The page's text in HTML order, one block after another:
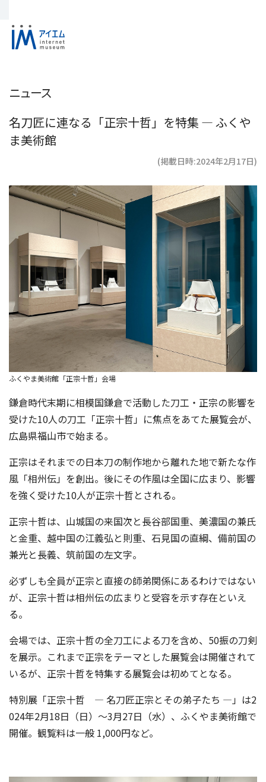
ニュース
名刀匠に連なる「正宗十哲」を特集 ― ふくや
ま美術館
(掲載日時:2024年2月17日)
ふくやま美術館「正宗十哲」会場
鎌倉時代末期に相模国鎌倉で活動した刀工・正宗の影響を
受けた10人の刀工「正宗十哲」に焦点をあてた展覧会が、
広島県福山市で始まる。
正宗はそれまでの日本刀の制作地から離れた地で新たな作
風「相州伝」を創出。後にその作風は全国に広まり、影響
を強く受けた10人が正宗十哲とされる。
正宗十哲は、山城国の来国次と長谷部国重、美濃国の兼氏
と金重、越中国の江義弘と則重、石見国の直綱、備前国の
兼光と長義、筑前国の左文字。
必ずしも全員が正宗と直接の師弟関係にあるわけではない
が、正宗十哲は相州伝の広まりと受容を示す存在といえ
る。
会場では、正宗十哲の全刀工による刀を含め、50振の刀剣
を展示。これまで正宗をテーマとした展覧会は開催されて
いるが、正宗十哲を特集する展覧会は初めてとなる。
特別展「正宗十哲 ― 名刀匠正宗とその弟子たち ―」は2
024年2月18日（日）～3月27日（水）、ふくやま美術館で
開催。観覧料は一般 1,000円など。